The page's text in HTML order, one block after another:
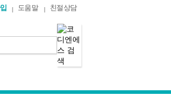
도움말 친절상담